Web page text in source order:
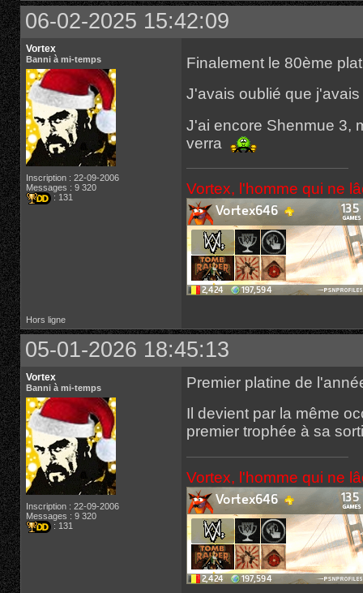
06-02-2025 15:42:09
Vortex
Banni à mi-temps
Inscription : 22-09-2006
Messages : 9 320
: 131
Finalement le 80ème
J'avais oublié que
J'ai encore Shenmue 3,
verra
Vortex, l'homme qui ne
Hors ligne
05-01-2026 18:45:13
Vortex
Banni à mi-temps
Inscription : 22-09-2006
Messages : 9 320
: 131
Premier platine de
Il devient par la même
premier trophée à sa
Vortex, l'homme qui ne